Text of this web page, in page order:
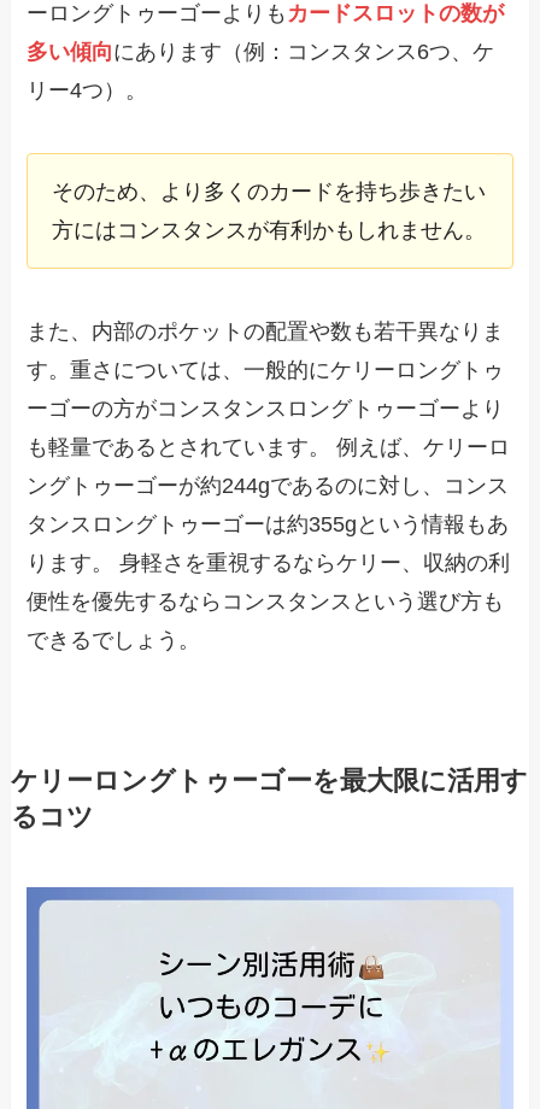
ーロングトゥーゴーよりも カードスロットの数が
多い傾向にあります（例：コンスタンス6つ、ケ
リー4つ）。
そのため、より多くのカードを持ち歩きたい
方にはコンスタンスが有利かもしれません。
また、内部のポケットの配置や数も若干異なりま
す。重さについては、一般的にケリーロングトゥ
ーゴーの方がコンスタンスロングトゥーゴーより
も軽量であるとされています。 例えば、ケリーロ
ングトゥーゴーが約244gであるのに対し、コンス
タンスロングトゥーゴーは約355gという情報もあ
ります。 身軽さを重視するならケリー、収納の利
便性を優先するならコンスタンスという選び方も
できるでしょう。
ケリーロングトゥーゴーを最大限に活用す
るコツ